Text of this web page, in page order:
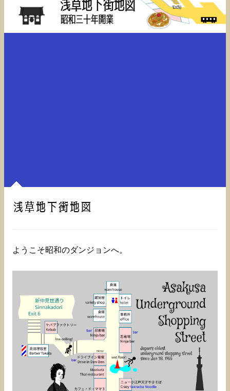
浅草地下街地図
ようこそ昭和のダンジョンへ。